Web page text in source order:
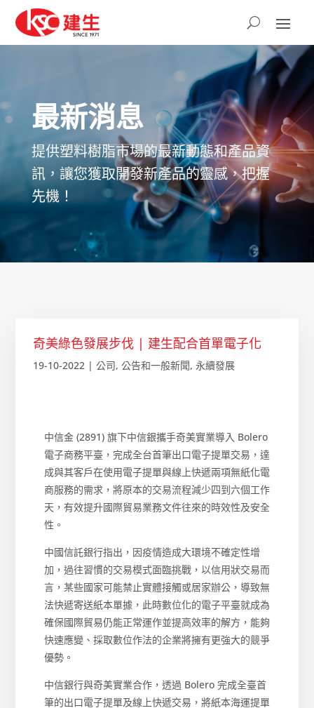
最新消息
提供塑料樹脂市場的最新動態和產品資
訊，讓您獲取開發新產品的靈感，把握
先機！
奇美綠色發展步伐 | 建生配合首單電子化
19-10-2022| 公司, 公告和一般新聞, 永續發展
中信金 (2891) 旗下中信銀攜手奇美實業導入 Bolero
電子商務平臺，完成全台首筆出口電子提單交易，達
成與其客戶在使用電子提單與線上快遞兩項無紙化電
商服務的需求，將原本的交易流程減少四到六個工作
天，有效提升國際貿易業務文件往來的時效性及安全
性。
中國信託銀行指出，因疫情造成大環境不確定性增
加，過往習慣的交易模式面臨挑戰，以信用狀交易而
言，某些國家可能禁止實體接觸或居家辦公，導致無
法快遞寄送紙本單據，此時數位化的電子平臺就成為
確保國際貿易仍能正常運作並提高效率的解方，能夠
快速應變、採取數位作法的企業將擁有更強大的競爭
優勢。
中信銀行與奇美實業合作，透過 Bolero 完成全臺首
筆的出口電子提單及線上快遞交易，將紙本海運提單